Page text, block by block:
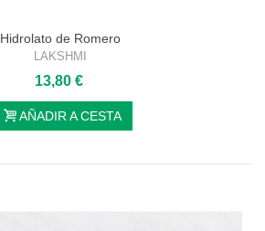
Hidrolato de Romero
LAKSHMI
13,80 €
AÑADIR A CESTA